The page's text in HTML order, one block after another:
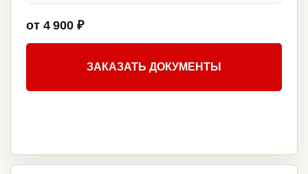
от 4 900 ₽
ЗАКАЗАТЬ ДОКУМЕНТЫ